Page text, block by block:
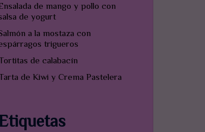
de mango y pollo con
de yogurt
a la mostaza con
trigueros
de calabacín
de Kiwi y Crema Pastelera